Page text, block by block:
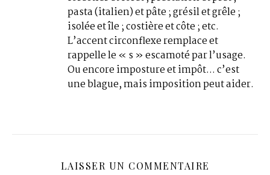
pasta (italien) et pâte ; grésil et grêle ;
isolée et île ; costière et côte ; etc.
L’accent circonflexe remplace et
rappelle le « s » escamoté par l’usage.
Ou encore imposture et impôt… c’est
une blague, mais imposition peut aider.
LAISSER UN COMMENTAIRE